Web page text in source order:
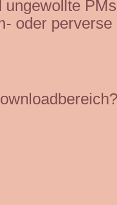
ungewollte
oder